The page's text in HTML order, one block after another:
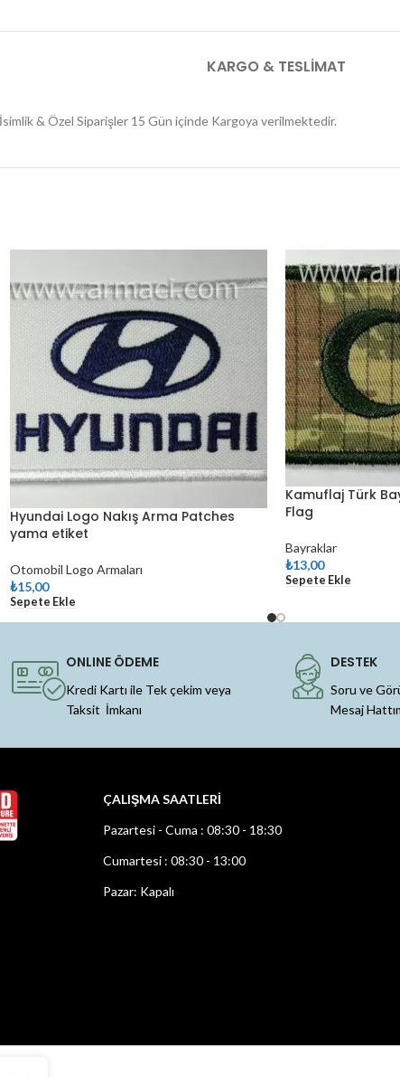
KARGO & TESLIMAT
& Özel Siparişler 15 Gün içinde Kargoya verilmektedir.
Hyundai Logo Nakış Arma Patches
yama etiket
Otomobil Logo Armaları
₺15,00
Sepete Ekle
Kamuflaj Türk
Flag
Bayraklar
₺13,00
Sepete Ekle
ONLINE ÖDEME
Kredi Kartı ile Tek çekim veya
Taksit İmkanı
DESTEK
Soru ve
Mesaj
ÇALIŞMA SAATLERİ
Pazartesi - Cuma : 08:30 - 18:30
Cumartesi : 08:30 - 13:00
Pazar: Kapalı